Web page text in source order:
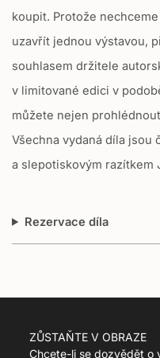
koupit. Protože
uzavřít jednou výstavou,
souhlasem držitele
v limitované edici v
můžete nejen
Všechna vydaná díla jsou
a slepotiskovým razítkem
Rezervace díla
ZŮSTAŇTE V OBRAZE
Chcete-li se dozvědět o